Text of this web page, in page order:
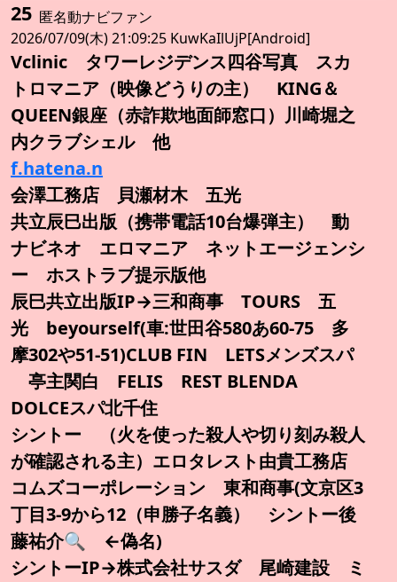
25 匿名動ナビファン
2026/07/09(木) 21:09:25 KuwKaIlUjP[Android]
Vclinic タワーレジデンス四谷写真 スカ
トロマニア（映像どうりの主） KING＆
QUEEN銀座（赤詐欺地面師窓口）川崎堀之
内クラブシェル 他
f.hatena.n
会澤工務店 貝瀬材木 五光
共立辰巳出版（携帯電話10台爆弾主） 動
ナビネオ エロマニア ネットエージェンシ
ー ホストラブ提示版他
辰巳共立出版IP→三和商事 TOURS 五
光 beyourself(車:世田谷580あ60-75 多
摩302や51-51)CLUB FIN LETSメンズスパ
亭主関白 FELIS REST BLENDA
DOLCEスパ北千住
シントー （火を使った殺人や切り刻み殺人
が確認される主）エロタレスト由貴工務店
コムズコーポレーション 東和商事(文京区3
丁目3-9から12（申勝子名義） シントー後
藤祐介🔍️ ←偽名)
シントーIP→株式会社サスダ 尾崎建設 ミ